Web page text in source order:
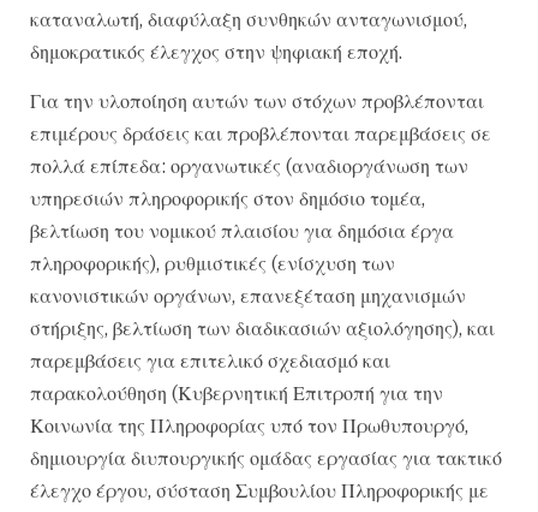
καταναλωτή, διαφύλαξη συνθηκών ανταγωνισμού,
δημοκρατικός έλεγχος στην ψηφιακή εποχή.
Για την υλοποίηση αυτών των στόχων προβλέπονται
επιμέρους δράσεις και προβλέπονται παρεμβάσεις σε
πολλά επίπεδα: οργανωτικές (αναδιοργάνωση των
υπηρεσιών πληροφορικής στον δημόσιο τομέα,
βελτίωση του νομικού πλαισίου για δημόσια έργα
πληροφορικής), ρυθμιστικές (ενίσχυση των
κανονιστικών οργάνων, επανεξέταση μηχανισμών
στήριξης, βελτίωση των διαδικασιών αξιολόγησης), και
παρεμβάσεις για επιτελικό σχεδιασμό και
παρακολούθηση (Κυβερνητική Επιτροπή για την
Κοινωνία της Πληροφορίας υπό τον Πρωθυπουργό,
δημιουργία διυπουργικής ομάδας εργασίας για τακτικό
έλεγχο έργου, σύσταση Συμβουλίου Πληροφορικής με